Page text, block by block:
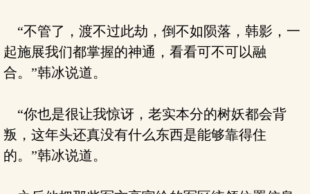
“不管了，渡不过此劫，倒不如陨落，韩影，一
起施展我们都掌握的神通，看看可不可以融
合。”韩冰说道。
“你也是很让我惊讶，老实本分的树妖都会背
叛，这年头还真没有什么东西是能够靠得住
的。”韩冰说道。